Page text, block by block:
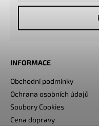
INFORMACE
Obchodní podmínky
Ochrana osobních údajů
Soubory Cookies
Cena dopravy